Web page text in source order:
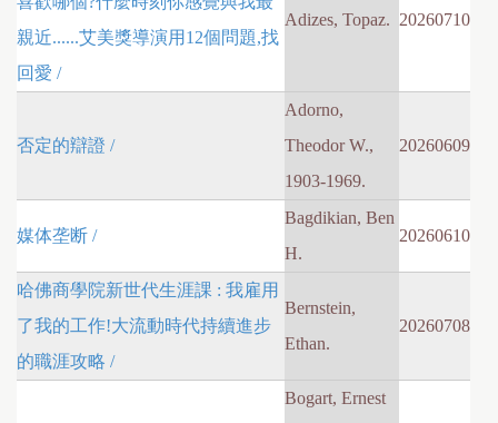
親近......艾美獎導演用12個問題,找
回愛 /
Adizes, Topaz. 20260710
否定的辯證 /
Adorno,
Theodor W.,
1903-1969.
20260609
媒体垄断 /
Bagdikian, Ben
H.
20260610
哈佛商學院新世代生涯課 : 我雇用
了我的工作!大流動時代持續進步
的職涯攻略 /
Bernstein,
Ethan.
20260708
Bogart, Ernest